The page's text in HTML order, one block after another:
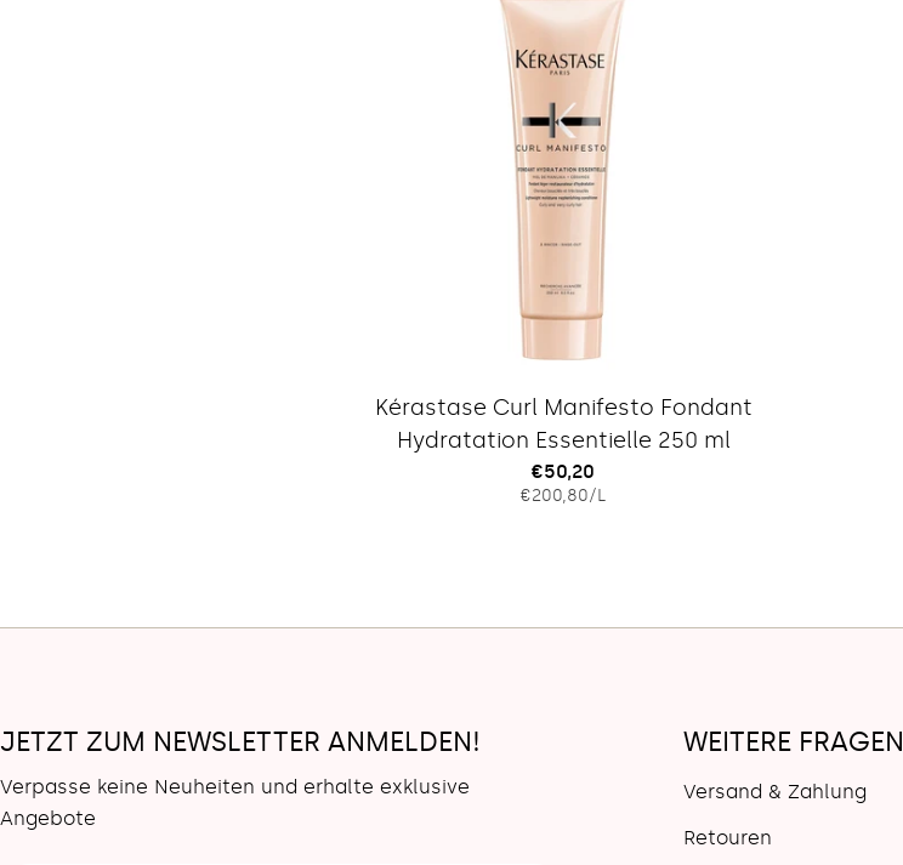
Typ:
Kérastase Curl Manifesto Fondant
Hydratation Essentielle 250 ml
Regulärer
Preis
€50,20
EINZELPREIS
€200,80/PRO
L
JETZT ZUM NEWSLETTER ANMELDEN!
Verpasse keine Neuheiten und erhalte exklusive
Angebote
WEITERE FRAGEN
Versand & Zahlung
Retouren